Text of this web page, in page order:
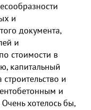
и
документа,
и
стоимости в
капитальный
и
и
хотелось бы,